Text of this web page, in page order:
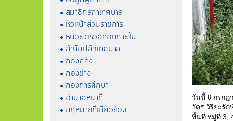
สมาชิกสภาเทศบาล
หัวหน้าส่วนราชการ
หน่วยตรวจสอบภายใน
สำนักปลัดเทศบาล
กองคลัง
กองช่าง
กองการศึกษา
อำนาจหน้าที่
กฎหมายที่เกี่ยวข้อง
วันนี้ 8 กรกฎ
วัตร วิริยะรั
พื้นที่ หมู่ที่ 3,